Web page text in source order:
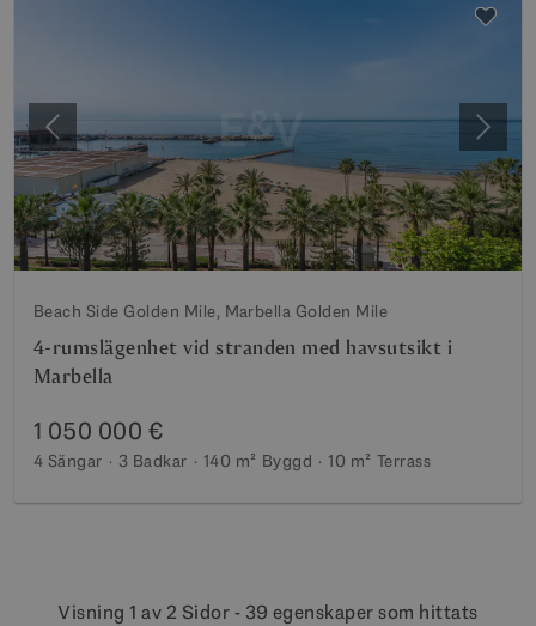
Föregående Nästa
Beach Side Golden Mile, Marbella Golden Mile
4-rumslägenhet vid stranden med havsutsikt i
Marbella
1 050 000 €
4 Sängar 3 Badkar 140 m² Byggd 10 m² Terrass
Visning 1 av 2 Sidor - 39 egenskaper som hittats